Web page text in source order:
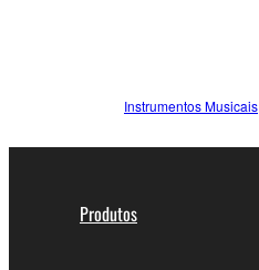
Instrumentos Musicais
Produtos